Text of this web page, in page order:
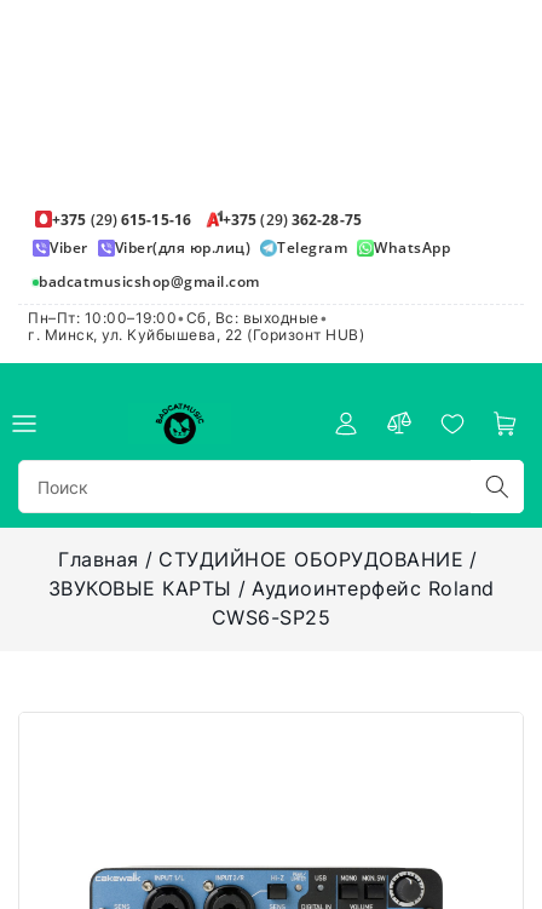
+375 (29)615-15-16 +375(29)362-28-75
Viber
Viber(для юр.лиц) Telegram
WhatsApp
badcatmusicshop@gmail.com
Пн–Пт: 10:00–19:00•Сб, Вс: выходные•
г. Минск, ул. Куйбышева, 22 (Горизонт HUB)
Главная
СТУДИЙНОЕ ОБОРУДОВАНИЕ
ЗВУКОВЫЕ КАРТЫ
Аудиоинтерфейс Roland
CWS6-SP25